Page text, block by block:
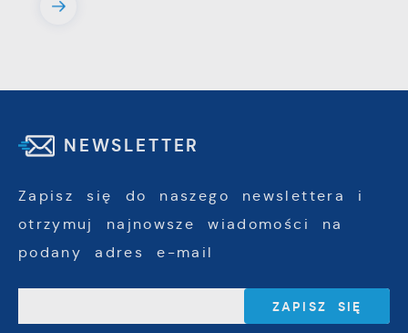
NEWSLETTER
Zapisz się do naszego newslettera i
otrzymuj najnowsze wiadomości na
podany adres e-mail